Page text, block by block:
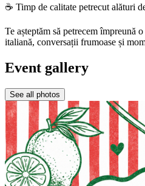
☕ Timp de calitate petrecut alături
Te așteptăm să petrecem împreună
italiană, conversații frumoase și
Event gallery
See all photos